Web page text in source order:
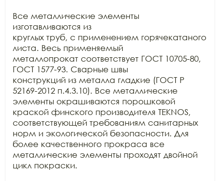
Все металлические элементы
изготавливаются из
круглых труб, с применением горячекатаного
листа. Весь применяемый
металлопрокат соответствует ГОСТ 10705-80,
ГОСТ 1577-93. Сварные швы
конструкций из металла гладкие (ГОСТ Р
52169-2012 п.4.3.10). Все металлические
элементы окрашиваются порошковой
краской финского производителя TEKNOS,
соответствующей требованиям санитарных
норм и экологической безопасности. Для
более качественного прокраса все
металлические элементы проходят двойной
цикл покраски.